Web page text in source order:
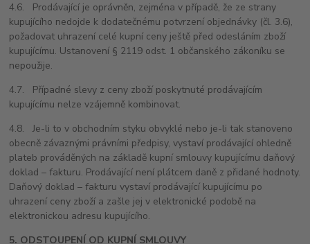
4.6. Prodávající je oprávněn, zejména v případě, že ze strany
kupujícího nedojde k dodatečnému potvrzení objednávky (čl. 3.6),
požadovat uhrazení celé kupní ceny ještě před odesláním zboží
kupujícímu. Ustanovení § 2119 odst. 1 občanského zákoníku se
nepoužije.
4.7. Případné slevy z ceny zboží poskytnuté prodávajícím
kupujícímu nelze vzájemně kombinovat.
4.8. Je-li to v obchodním styku obvyklé nebo je-li tak stanoveno
obecně závaznými právními předpisy, vystaví prodávající ohledně
plateb prováděných na základě kupní smlouvy kupujícímu daňový
doklad – fakturu. Prodávající není plátcem daně z přidané hodnoty.
Daňový doklad – fakturu vystaví prodávající kupujícímu po
uhrazení ceny zboží a zašle jej v elektronické podobě na
elektronickou adresu kupujícího.
5. ODSTOUPENÍ OD KUPNÍ SMLOUVY